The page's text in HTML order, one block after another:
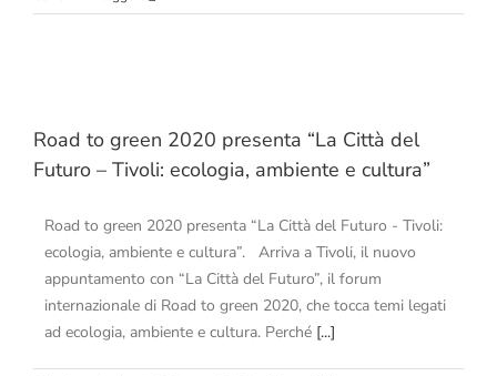
Road to green 2020 presenta “La Città del
Futuro – Tivoli: ecologia, ambiente e cultura”
Road to green 2020 presenta “La Città del Futuro - Tivoli:
ecologia, ambiente e cultura”. Arriva a Tivoli, il nuovo
appuntamento con “La Città del Futuro”, il forum
internazionale di Road to green 2020, che tocca temi legati
ad ecologia, ambiente e cultura. Perché [...]